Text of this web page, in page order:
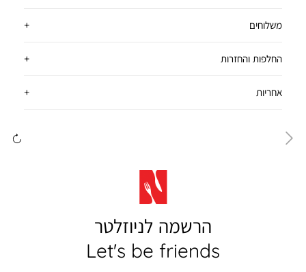
משלוחים
החלפות והחזרות
אחריות
הרשמה לניוזלטר
Let's be friends